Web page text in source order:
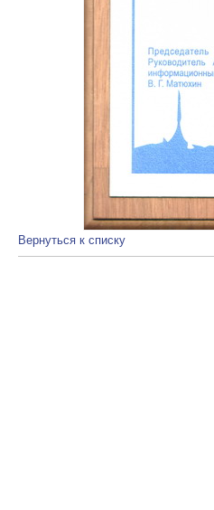
Вернуться к списку